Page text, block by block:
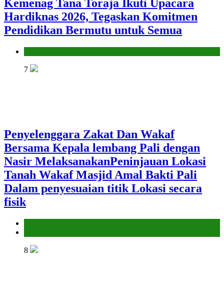
Kemenag Tana Toraja Ikuti Upacara
Hardiknas 2026, Tegaskan Komitmen
Pendidikan Bermutu untuk Semua
7
Penyelenggara Zakat Dan Wakaf
Bersama Kepala lembang Pali dengan
Nasir MelaksanakanPeninjauan Lokasi
Tanah Wakaf Masjid Amal Bakti Pali
Dalam penyesuaian titik Lokasi secara
fisik
8